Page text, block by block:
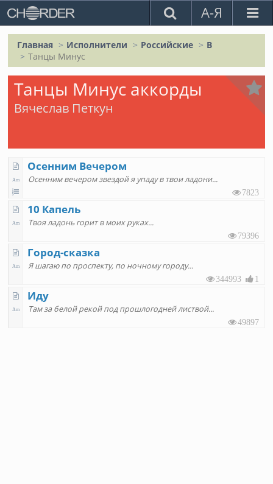
А-Я
Главная Исполнители Российские
В
Танцы Минус
Танцы Минус аккорды
Вячеслав Петкун
Осенним Вечером
Осенним вечером звездой я упаду в твои ладони
7823
10 Капель
Tвoя лaдoнь гopит в мoих pyкaх
79396
Город-сказка
Я шагаю по проспекту, по ночному городу
344993 1
Иду
Там за белой рекой под прошлогодней листвой
49897